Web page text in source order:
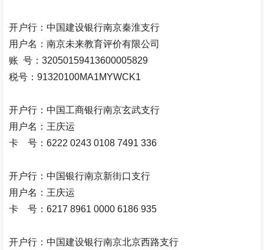
开户行：中国建设银行南京秦淮支行
用户名：南京未来教育评价有限公司
账 号：32050159413600005829
税号：91320100MA1MYWCK1
开户行：中国工商银行南京玄武支行
用户名：王庆运
卡 号：6222 0243 0108 7491 336
开户行：中国银行南京新街口支行
用户名：王庆运
卡 号：6217 8961 0000 6186 935
开户行：中国建设银行南京北京西路支行